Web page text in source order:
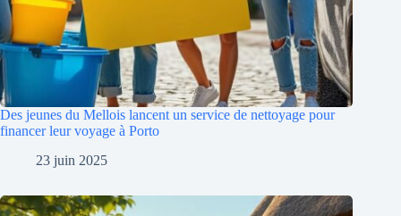
Des jeunes du Mellois lancent un service de nettoyage pour
financer leur voyage à Porto
23 juin 2025